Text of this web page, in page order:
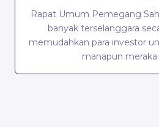
Rapat Umum Pemegang
banyak terselanggara
memudahkan para investor
manapun meraka